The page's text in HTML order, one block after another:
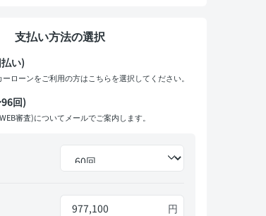
支払い方法の選択
い)
ローンをご利用の方はこちらを選択してください。
回)
審査)についてメールでご案内します。
円